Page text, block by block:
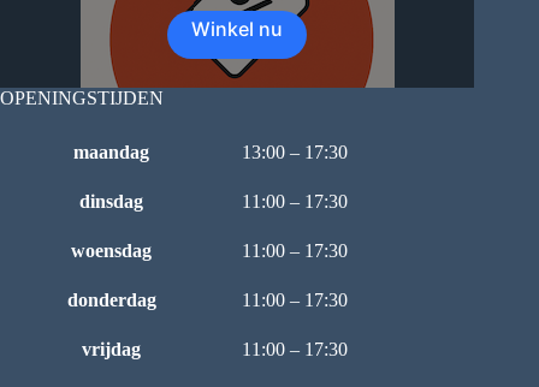
Winkel nu
OPENINGSTIJDEN
maandag 13:00 – 17:30
dinsdag 11:00 – 17:30
woensdag 11:00 – 17:30
donderdag 11:00 – 17:30
vrijdag 11:00 – 17:30